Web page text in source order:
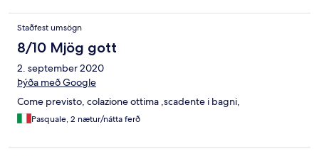
deluso con hotel com. X essere cliente genius
Staðfest umsögn
8/10 Mjög gott
2. september 2020
Þýða með Google
Come previsto, colazione ottima ,scadente i bagni,
Pasquale, 2 nætur/nátta ferð